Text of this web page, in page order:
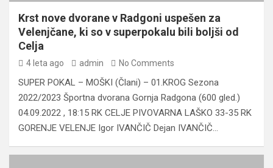
Krst nove dvorane v Radgoni uspešen za
Velenjčane, ki so v superpokalu bili boljši od
Celja
4 leta ago admin No Comments
SUPER POKAL – MOŠKI (Člani) – 01.KROG Sezona
2022/2023 Športna dvorana Gornja Radgona (600 gled.)
04.09.2022 , 18:15 RK CELJE PIVOVARNA LAŠKO 33-35 RK
GORENJE VELENJE Igor IVANČIČ Dejan IVANČIČ…